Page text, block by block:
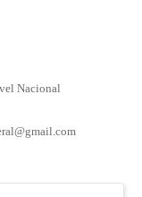
Nacional